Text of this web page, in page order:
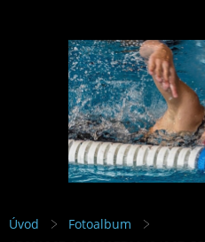
Úvod
Fotoalbum